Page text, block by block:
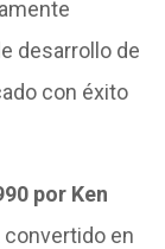
desarrollo de
con éxito
por Ken
convertido en